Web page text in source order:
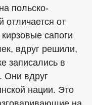
польско-
отличается от
сапоги
вдруг решили,
записались в
Они вдруг
нации. Это